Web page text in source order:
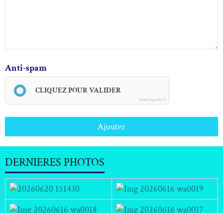
Anti-spam
CLIQUEZ POUR VALIDER
IconCaptcha ©
Ajouter
DERNIERES PHOTOS